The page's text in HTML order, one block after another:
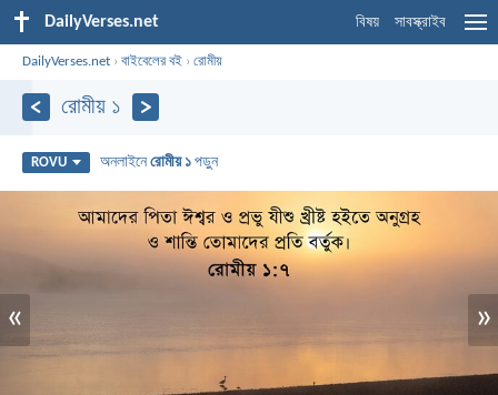
DailyVerses.net বিষয় সাবস্ক্রাইব
DailyVerses.net ›বাইবেলের বই ›রোমীয়
রোমীয় ১
ROVU অনলাইনেরোমীয় ১ পড়ুন
« »